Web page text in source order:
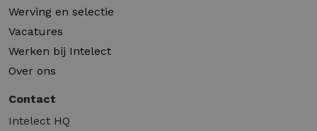
Werving en selectie
Vacatures
Werken bij Intelect
Over ons
Contact
Intelect HQ